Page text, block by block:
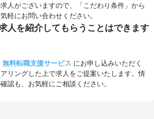
人がございますので、「こだわり条件」から
軽にお問い合わせください。
人を紹介してもらうことはできます
無料転職支援サービス にお申し込みいただく
リングした上で求人をご提案いたします。情
認も、お気軽にご相談ください。